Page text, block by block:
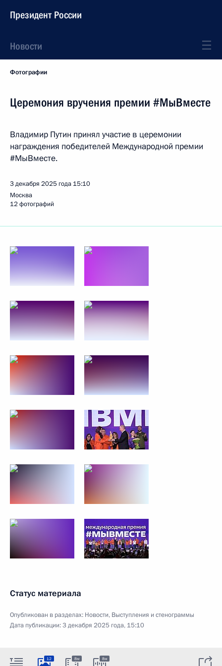
Президент России
Новости
Фотографии
Церемония вручения премии #МыВместе
Владимир Путин принял участие в церемонии
награждения победителей Международной премии
#МыВместе.
3 декабря 2025 года 15:10
Москва
12 фотографий
Статус материала
Опубликован в разделах: Новости, Выступления и стенограммы
Дата публикации:3 декабря 2025 года, 15:10
12 8м 8м